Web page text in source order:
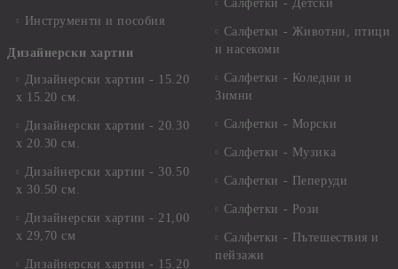
Инструменти и пособия
Дизайнерски хартии
Дизайнерски хартии - 15.20
х 15.20 см.
Дизайнерски хартии - 20.30
х 20.30 см.
Дизайнерски хартии - 30.50
х 30.50 см.
Дизайнерски хартии - 21,00
х 29,70 см
Дизайнерски хартии - 15.20
Салфетки - Детски
Салфетки - Животни, птици
и насекоми
Салфетки - Коледни и
Зимни
Салфетки - Морски
Салфетки - Музика
Салфетки - Пеперуди
Салфетки - Рози
Салфетки - Пътешествия и
пейзажи